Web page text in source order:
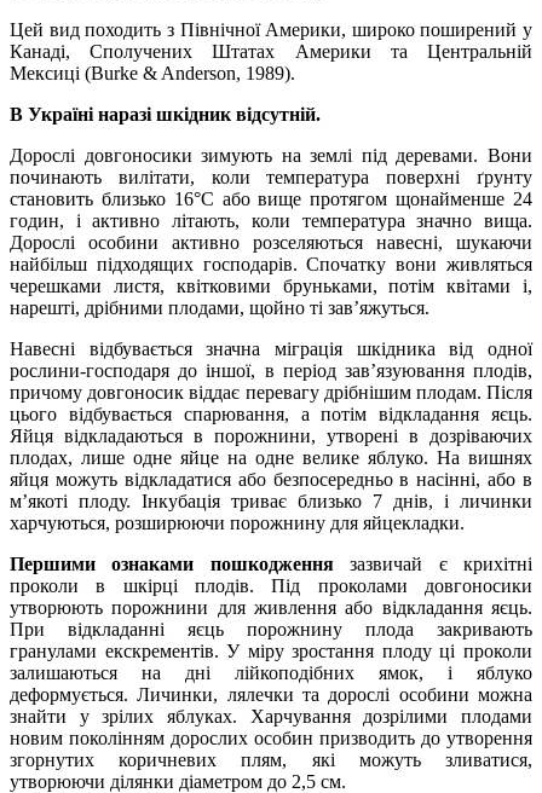
Цей вид походить з Північної Америки, широко поширений у
Канаді, Сполучених Штатах Америки та Центральній
Мексиці (Burke & Anderson, 1989).
В Україні наразі шкідник відсутній.
Дорослі довгоносики зимують на землі під деревами. Вони
починають вилітати, коли температура поверхні ґрунту
становить близько 16°C або вище протягом щонайменше 24
годин, і активно літають, коли температура значно вища.
Дорослі особини активно розселяються навесні, шукаючи
найбільш підходящих господарів. Спочатку вони живляться
черешками листя, квітковими бруньками, потім квітами і,
нарешті, дрібними плодами, щойно ті зав’яжуться.
Навесні відбувається значна міграція шкідника від одної
рослини-господаря до іншої, в період зав’язуювання плодів,
причому довгоносик віддає перевагу дрібнішим плодам. Після
цього відбувається спарювання, а потім відкладання яєць.
Яйця відкладаються в порожнини, утворені в дозріваючих
плодах, лише одне яйце на одне велике яблуко. На вишнях
яйця можуть відкладатися або безпосередньо в насінні, або в
м’якоті плоду. Інкубація триває близько 7 днів, і личинки
харчуються, розширюючи порожнину для яйцекладки.
Першими ознаками пошкодженнязазвичай є крихітні
проколи в шкірці плодів. Під проколами довгоносики
утворюють порожнини для живлення або відкладання яєць.
При відкладанні яєць порожнину плода закривають
гранулами екскрементів. У міру зростання плоду ці проколи
залишаються на дні лійкоподібних ямок, і яблуко
деформується. Личинки, лялечки та дорослі особини можна
знайти у зрілих яблуках. Харчування дозрілими плодами
новим поколінням дорослих особин призводить до утворення
згорнутих коричневих плям, які можуть зливатися,
утворюючи ділянки діаметром до 2,5 см.